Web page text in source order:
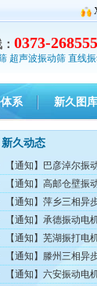
0373-
超声波振动筛 直线
系 新久图库
新久动态
【通知】巴彦淖尔振
【通知】高邮仓壁振
【通知】萍乡三相异
【通知】承德振动电
【通知】芜湖振打电
【通知】滕州三相异
【通知】六安振动电